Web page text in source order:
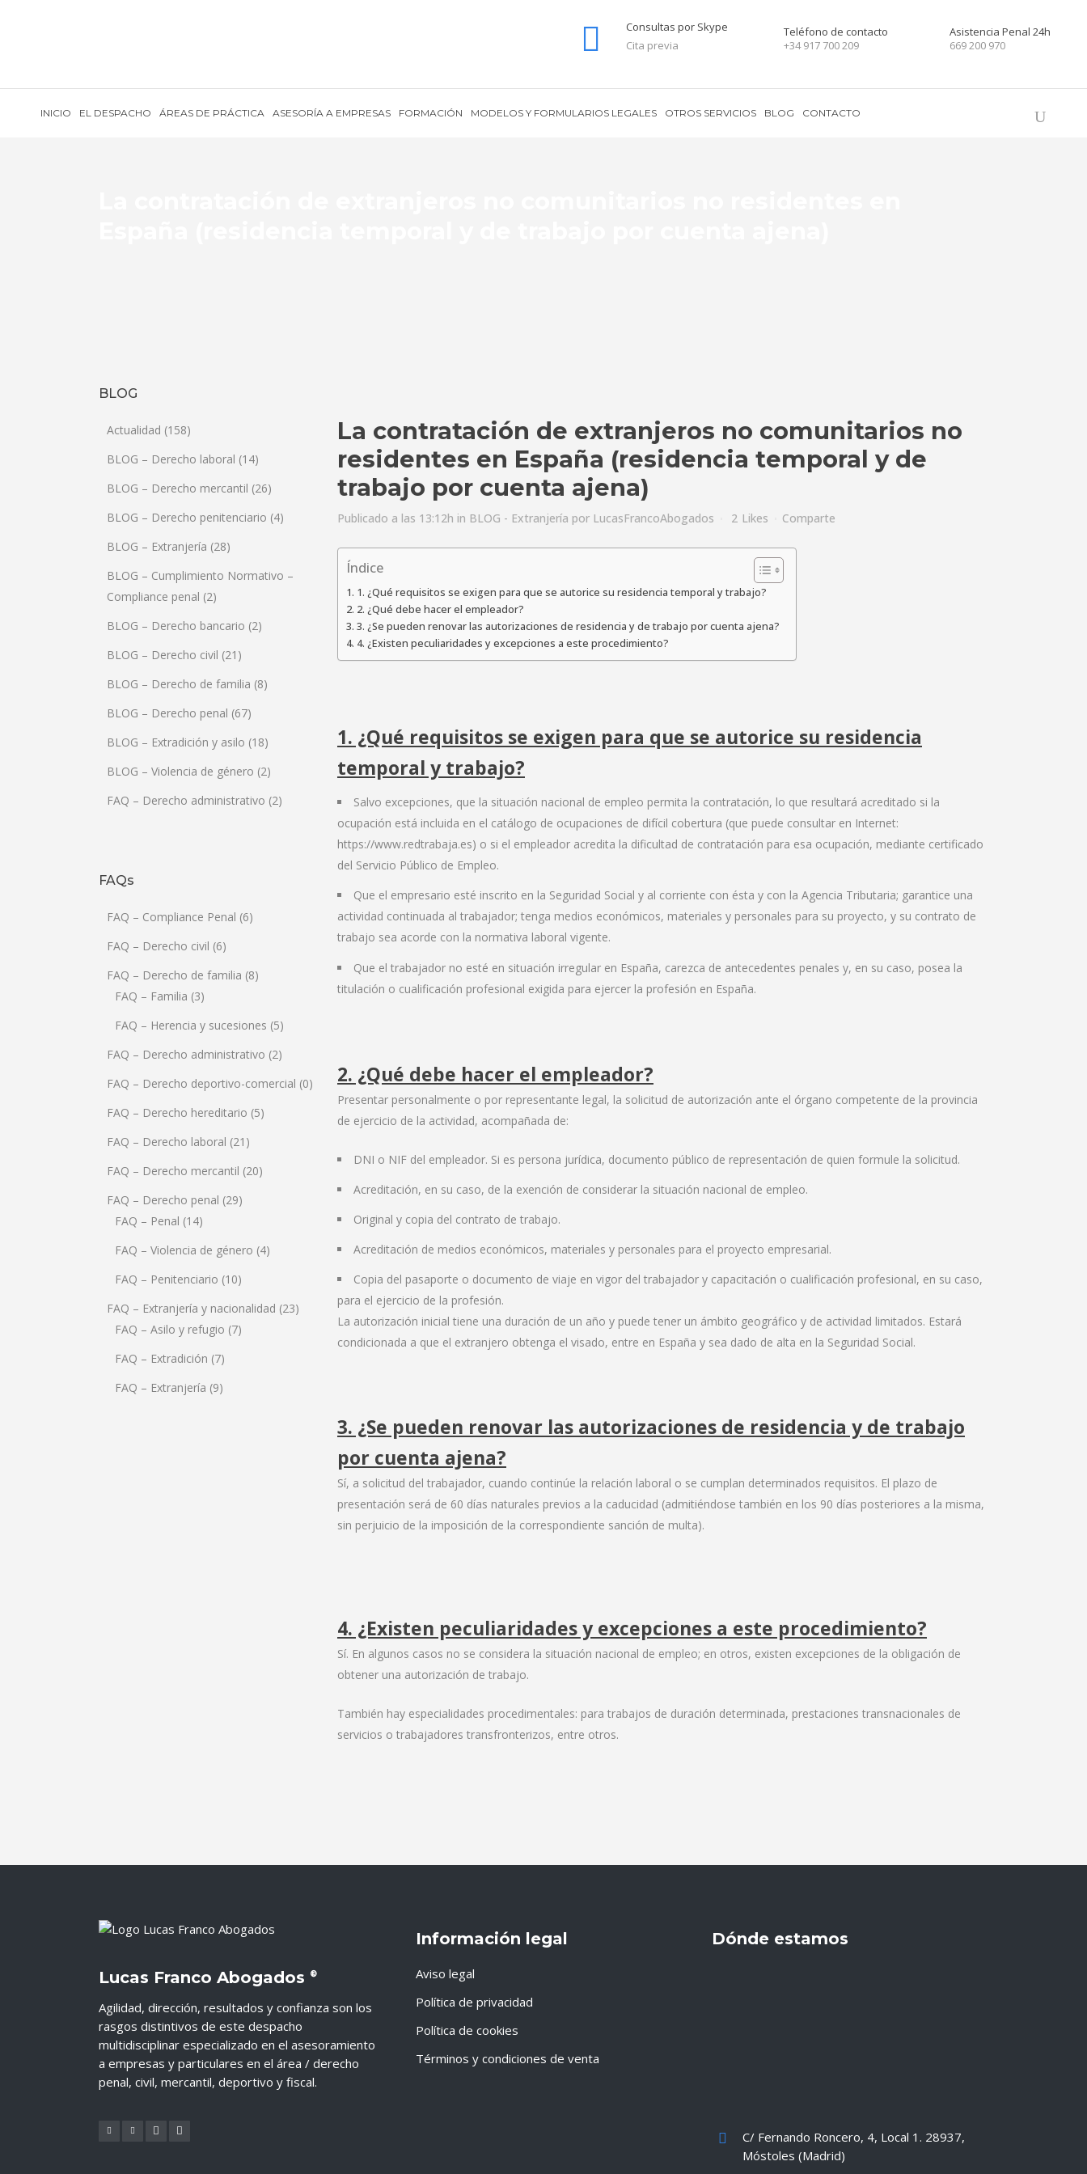
Consultas por Skype
Cita previa
Teléfono de contacto
+34 917 700 209
Asistencia Penal 24h
669 200 970
INICIO EL DESPACHO ÁREAS DE PRÁCTICA ASESORÍA A EMPRESAS FORMACIÓN MODELOS Y FORMULARIOS LEGALES OTROS SERVICIOS BLOG CONTACTO
BLOG
Actualidad (158)
BLOG – Derecho laboral (14)
BLOG – Derecho mercantil (26)
BLOG – Derecho penitenciario (4)
BLOG – Extranjería (28)
BLOG – Cumplimiento Normativo –
Compliance penal (2)
BLOG – Derecho bancario (2)
BLOG – Derecho civil (21)
BLOG – Derecho de familia (8)
BLOG – Derecho penal (67)
BLOG – Extradición y asilo (18)
BLOG – Violencia de género (2)
FAQ – Derecho administrativo (2)
FAQs
FAQ – Compliance Penal (6)
FAQ – Derecho civil (6)
FAQ – Derecho de familia (8)
FAQ – Familia (3)
FAQ – Herencia y sucesiones (5)
FAQ – Derecho administrativo (2)
FAQ – Derecho deportivo-comercial (0)
FAQ – Derecho hereditario (5)
FAQ – Derecho laboral (21)
FAQ – Derecho mercantil (20)
FAQ – Derecho penal (29)
FAQ – Penal (14)
FAQ – Violencia de género (4)
FAQ – Penitenciario (10)
FAQ – Extranjería y nacionalidad (23)
FAQ – Asilo y refugio (7)
FAQ – Extradición (7)
FAQ – Extranjería (9)
La contratación de extranjeros no comunitarios no
residentes en España (residencia temporal y de
trabajo por cuenta ajena)
Publicado a las 13:12h in BLOG - Extranjería por LucasFrancoAbogados 2 Likes Comparte
Índice
1. ¿Qué requisitos se exigen para que se autorice su residencia temporal y trabajo?
2. ¿Qué debe hacer el empleador?
3. ¿Se pueden renovar las autorizaciones de residencia y de trabajo por cuenta ajena?
4. ¿Existen peculiaridades y excepciones a este procedimiento?
1. ¿Qué requisitos se exigen para que se autorice su residencia
temporal y trabajo?
Salvo excepciones, que la situación nacional de empleo permita la contratación, lo que resultará acreditado si la
ocupación está incluida en el catálogo de ocupaciones de difícil cobertura (que puede consultar en Internet:
https://www.redtrabaja.es) o si el empleador acredita la dificultad de contratación para esa ocupación, mediante certificado
del Servicio Público de Empleo.
Que el empresario esté inscrito en la Seguridad Social y al corriente con ésta y con la Agencia Tributaria; garantice una
actividad continuada al trabajador; tenga medios económicos, materiales y personales para su proyecto, y su contrato de
trabajo sea acorde con la normativa laboral vigente.
Que el trabajador no esté en situación irregular en España, carezca de antecedentes penales y, en su caso, posea la
titulación o cualificación profesional exigida para ejercer la profesión en España.
2. ¿Qué debe hacer el empleador?
Presentar personalmente o por representante legal, la solicitud de autorización ante el órgano competente de la provincia
de ejercicio de la actividad, acompañada de:
DNI o NIF del empleador. Si es persona jurídica, documento público de representación de quien formule la solicitud.
Acreditación, en su caso, de la exención de considerar la situación nacional de empleo.
Original y copia del contrato de trabajo.
Acreditación de medios económicos, materiales y personales para el proyecto empresarial.
Copia del pasaporte o documento de viaje en vigor del trabajador y capacitación o cualificación profesional, en su caso,
para el ejercicio de la profesión.
La autorización inicial tiene una duración de un año y puede tener un ámbito geográfico y de actividad limitados. Estará
condicionada a que el extranjero obtenga el visado, entre en España y sea dado de alta en la Seguridad Social.
3. ¿Se pueden renovar las autorizaciones de residencia y de trabajo
por cuenta ajena?
Sí, a solicitud del trabajador, cuando continúe la relación laboral o se cumplan determinados requisitos. El plazo de
presentación será de 60 días naturales previos a la caducidad (admitiéndose también en los 90 días posteriores a la misma,
sin perjuicio de la imposición de la correspondiente sanción de multa).
4. ¿Existen peculiaridades y excepciones a este procedimiento?
Sí. En algunos casos no se considera la situación nacional de empleo; en otros, existen excepciones de la obligación de
obtener una autorización de trabajo.
También hay especialidades procedimentales: para trabajos de duración determinada, prestaciones transnacionales de
servicios o trabajadores transfronterizos, entre otros.
Lucas Franco Abogados ®
Agilidad, dirección, resultados y confianza son los
rasgos distintivos de este despacho
multidisciplinar especializado en el asesoramiento
a empresas y particulares en el área / derecho
penal, civil, mercantil, deportivo y fiscal.
Información legal
Aviso legal
Política de privacidad
Política de cookies
Términos y condiciones de venta
Dónde estamos
C/ Fernando Roncero, 4, Local 1. 28937,
Móstoles (Madrid)